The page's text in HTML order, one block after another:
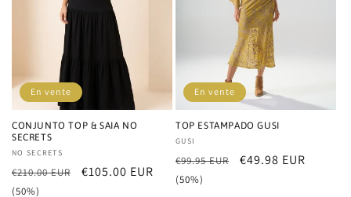
En vente
CONJUNTO TOP & SAIA NO
SECRETS
Distributeur :
NO SECRETS
Prix
habituel
€210.00 EUR
Prix
€105.00 EUR
(50%)
En vente
TOP ESTAMPADO GUSI
Distributeur :
GUSI
Prix
habituel
€99.95 EUR
Prix
€49.98 EUR
(50%)